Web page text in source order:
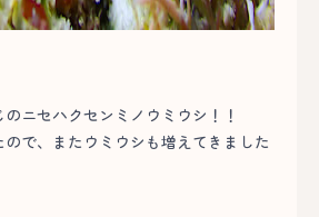
ニセハクセンミノウミウシ！！
で、またウミウシも増えてきました